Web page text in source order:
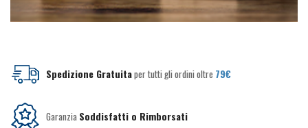
Spedizione Gratuitaper tutti gli ordini oltre 79€
Garanzia Soddisfatti o Rimborsati